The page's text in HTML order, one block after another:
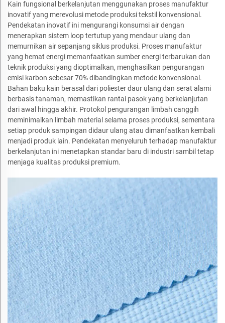
Kain fungsional berkelanjutan menggunakan proses manufaktur
inovatif yang merevolusi metode produksi tekstil konvensional.
Pendekatan inovatif ini mengurangi konsumsi air dengan
menerapkan sistem loop tertutup yang mendaur ulang dan
memurnikan air sepanjang siklus produksi. Proses manufaktur
yang hemat energi memanfaatkan sumber energi terbarukan dan
teknik produksi yang dioptimalkan, menghasilkan pengurangan
emisi karbon sebesar 70% dibandingkan metode konvensional.
Bahan baku kain berasal dari poliester daur ulang dan serat alami
berbasis tanaman, memastikan rantai pasok yang berkelanjutan
dari awal hingga akhir. Protokol pengurangan limbah canggih
meminimalkan limbah material selama proses produksi, sementara
setiap produk sampingan didaur ulang atau dimanfaatkan kembali
menjadi produk lain. Pendekatan menyeluruh terhadap manufaktur
berkelanjutan ini menetapkan standar baru di industri sambil tetap
menjaga kualitas produksi premium.